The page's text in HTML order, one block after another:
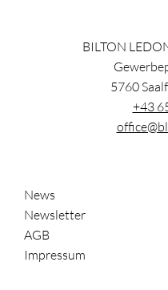
BILTON
5760
+43
News
Newsletter
AGB
Impressum